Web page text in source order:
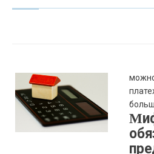
Миф № 3: банк